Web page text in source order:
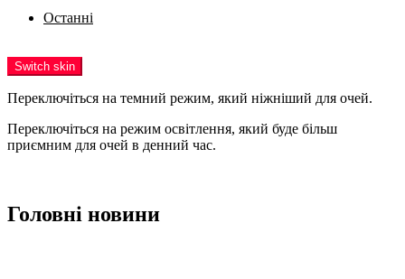
Останні
Switch skin
Переключіться на темний режим, який ніжніший для очей.
Переключіться на режим освітлення, який буде більш
приємним для очей в денний час.
Головні новини